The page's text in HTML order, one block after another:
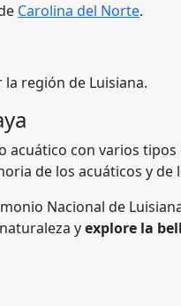
Carolina del Norte.
región de Luisiana.
con varios tipos
de los acuáticos y
Nacional de
yexplore la